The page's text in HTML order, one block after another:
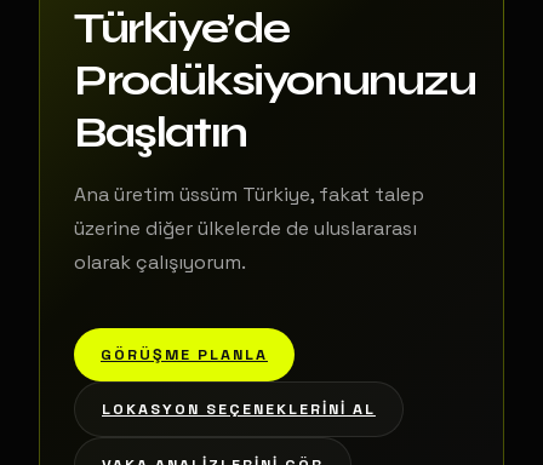
Türkiye’de
Prodüksiyonunuzu
Başlatın
Ana üretim üssüm Türkiye, fakat talep
üzerine diğer ülkelerde de uluslararası
olarak çalışıyorum.
GÖRÜŞME PLANLA
LOKASYON SEÇENEKLERINI AL